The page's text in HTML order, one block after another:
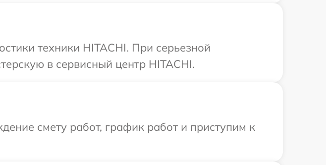
техники HITACHI. При серьезной
в сервисный центр HITACHI.
смету работ, график работ и приступим к